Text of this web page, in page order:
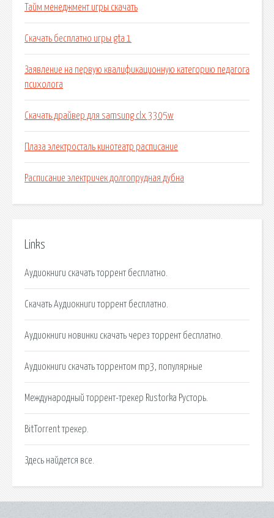
Тайм менеджмент игры скачать
Скачать бесплатно игры gta 1
Заявление на первую квалификационную категорию педагога
психолога
Скачать драйвер для samsung clx 3305w
Плаза электросталь кинотеатр расписание
Расписание электричек долгопрудная дубна
Links
Аудиокниги скачать торрент бесплатно.
Скачать Аудиокниги торрент бесплатно.
Аудиокниги новинки скачать через торрент бесплатно.
Аудиокниги скачать торрентом mp3, популярные
Международный торрент-трекер Rustorka Русторь.
BitTorrent трекер.
Здесь найдется все.